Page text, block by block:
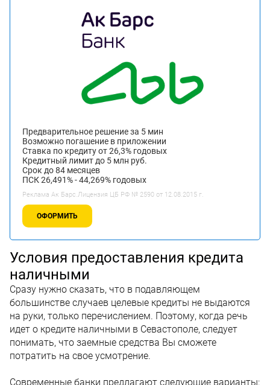
Предварительное решение за 5 мин
Возможно погашение в приложении
Ставка по кредиту от 26,3% годовых
Кредитный лимит до 5 млн руб.
Срок до 84 месяцев
ПСК 26,491% - 44,269% годовых
Реклама Ак Барс.Лицензия ЦБ РФ № 2590 от 12.08.2015 г.
ОФОРМИТЬ
Условия предоставления кредита
наличными
Сразу нужно сказать, что в подавляющем
большинстве случаев целевые кредиты не выдаются
на руки, только перечислением. Поэтому, когда речь
идет о кредите наличными в Севастополе, следует
понимать, что заемные средства Вы сможете
потратить на свое усмотрение.
Современные банки предлагают следующие варианты: